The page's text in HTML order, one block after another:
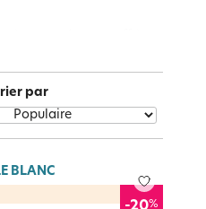
pensée pour offrir
par
BLANC
%